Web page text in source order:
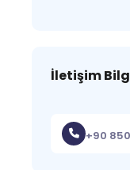
İletişim
+90